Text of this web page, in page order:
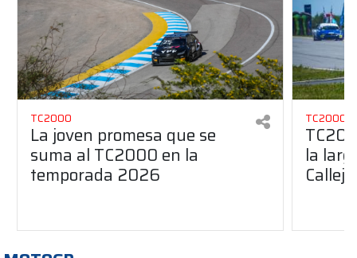
TC2000
La joven promesa que se
suma al TC2000 en la
temporada 2026
TC2000
la